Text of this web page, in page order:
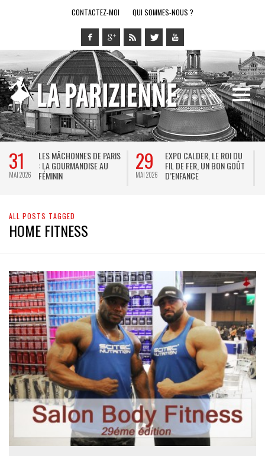
CONTACTEZ-MOI QUI SOMMES-NOUS ?
31
MAI 2026
LES MÂCHONNES DE PARIS
: LA GOURMANDISE AU
FÉMININ
29
MAI 2026
EXPO CALDER, LE ROI DU
FIL DE FER, UN BON GOÛT
D’ENFANCE
ALL POSTS TAGGED
HOME FITNESS